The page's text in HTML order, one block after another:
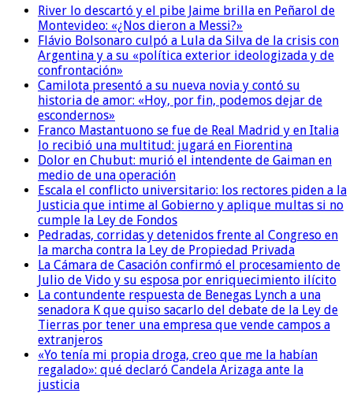
River lo descartó y el pibe Jaime brilla en Peñarol de
Montevideo: «¿Nos dieron a Messi?»
Flávio Bolsonaro culpó a Lula da Silva de la crisis con
Argentina y a su «política exterior ideologizada y de
confrontación»
Camilota presentó a su nueva novia y contó su
historia de amor: «Hoy, por fin, podemos dejar de
escondernos»
Franco Mastantuono se fue de Real Madrid y en Italia
lo recibió una multitud: jugará en Fiorentina
Dolor en Chubut: murió el intendente de Gaiman en
medio de una operación
Escala el conflicto universitario: los rectores piden a la
Justicia que intime al Gobierno y aplique multas si no
cumple la Ley de Fondos
Pedradas, corridas y detenidos frente al Congreso en
la marcha contra la Ley de Propiedad Privada
La Cámara de Casación confirmó el procesamiento de
Julio de Vido y su esposa por enriquecimiento ilícito
La contundente respuesta de Benegas Lynch a una
senadora K que quiso sacarlo del debate de la Ley de
Tierras por tener una empresa que vende campos a
extranjeros
«Yo tenía mi propia droga, creo que me la habían
regalado»: qué declaró Candela Arizaga ante la
justicia